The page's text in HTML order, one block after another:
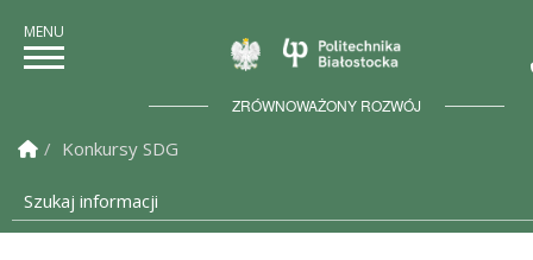
Politechnika
ZRÓWNOWAŻONY ROZWÓJ
Strona Główna
Konkursy SDG
Szukaj informacji